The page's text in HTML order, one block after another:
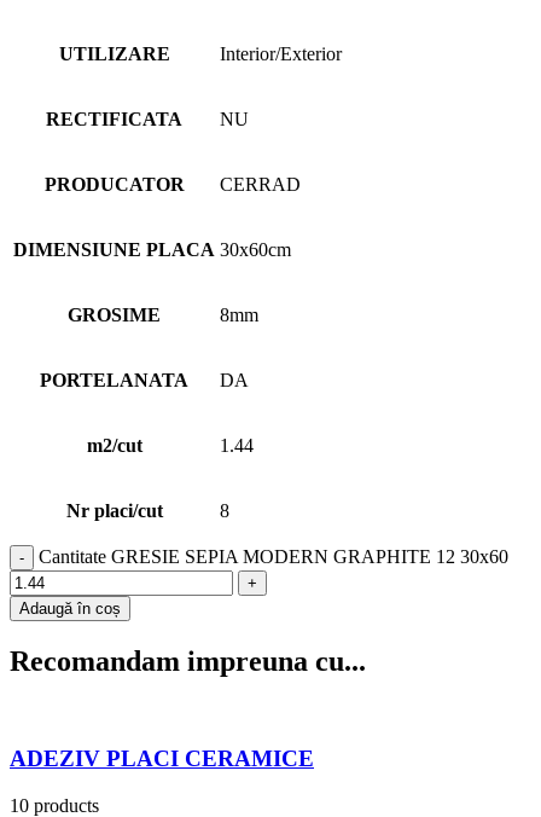
UTILIZARE Interior/Exterior
RECTIFICATA NU
PRODUCATOR CERRAD
DIMENSIUNE PLACA 30x60cm
GROSIME 8mm
PORTELANATA DA
m2/cut 1.44
Nr placi/cut 8
Cantitate GRESIE SEPIA MODERN GRAPHITE 12 30x60
Adaugă în coș
Recomandam impreuna cu...
ADEZIV PLACI CERAMICE
10 products